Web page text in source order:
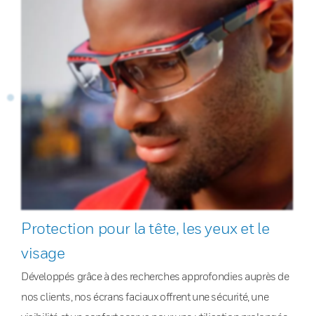
Protection pour la tête, les yeux et le
visage
Développés grâce à des recherches approfondies auprès de
nos clients, nos écrans faciaux offrent une sécurité, une